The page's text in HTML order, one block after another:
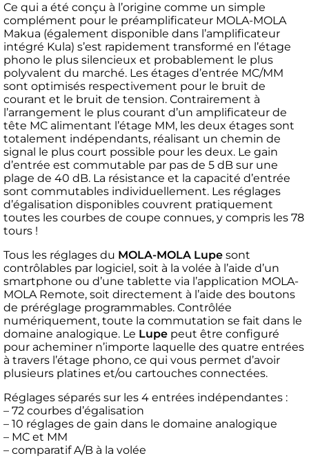
Ce qui a été conçu à l’origine comme un simple
complément pour le préamplificateur MOLA-MOLA
Makua (également disponible dans l’amplificateur
intégré Kula) s’est rapidement transformé en l’étage
phono le plus silencieux et probablement le plus
polyvalent du marché. Les étages d’entrée MC/MM
sont optimisés respectivement pour le bruit de
courant et le bruit de tension. Contrairement à
l’arrangement le plus courant d’un amplificateur de
tête MC alimentant l’étage MM, les deux étages sont
totalement indépendants, réalisant un chemin de
signal le plus court possible pour les deux. Le gain
d’entrée est commutable par pas de 5 dB sur une
plage de 40 dB. La résistance et la capacité d’entrée
sont commutables individuellement. Les réglages
d’égalisation disponibles couvrent pratiquement
toutes les courbes de coupe connues, y compris les 78
tours !
Tous les réglages du MOLA-MOLA Lupe sont
contrôlables par logiciel, soit à la volée à l’aide d’un
smartphone ou d’une tablette via l’application MOLA-
MOLA Remote, soit directement à l’aide des boutons
de préréglage programmables. Contrôlée
numériquement, toute la commutation se fait dans le
domaine analogique. Le Lupe peut être configuré
pour acheminer n’importe laquelle des quatre entrées
à travers l’étage phono, ce qui vous permet d’avoir
plusieurs platines et/ou cartouches connectées.
Réglages séparés sur les 4 entrées indépendantes :
– 72 courbes d’égalisation
– 10 réglages de gain dans le domaine analogique
– MC et MM
– comparatif A/B à la volée